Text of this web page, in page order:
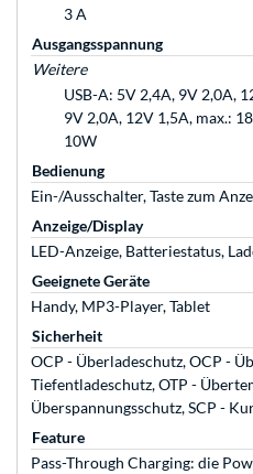
3 A
Ausgangsspannung
Weitere
USB-A: 5V 2,4A, 9V 2,0A,
9V 2,0A, 12V 1,5A, max.:
10W
Bedienung
Ein-/Ausschalter, Taste zum
Anzeige/Display
LED-Anzeige, Batteriestatus,
Geeignete Geräte
Handy, MP3-Player, Tablet
Sicherheit
OCP - Überladeschutz, OCP -
Tiefentladeschutz, OTP -
Überspannungsschutz, SCP -
Feature
Pass-Through Charging: die